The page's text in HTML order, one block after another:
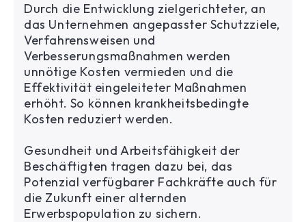
Durch die Entwicklung zielgerichteter, an
das Unternehmen angepasster Schutzziele,
Verfahrensweisen und
Verbesserungsmaßnahmen werden
unnötige Kosten vermieden und die
Effektivität eingeleiteter Maßnahmen
erhöht. So können krankheitsbedingte
Kosten reduziert werden.
Gesundheit und Arbeitsfähigkeit der
Beschäftigten tragen dazu bei, das
Potenzial verfügbarer Fachkräfte auch für
die Zukunft einer alternden
Erwerbspopulation zu sichern.